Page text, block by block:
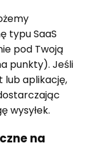
typu SaaS
pod Twoją
punkty). Jeśli
lub aplikację,
wysyłek.
na